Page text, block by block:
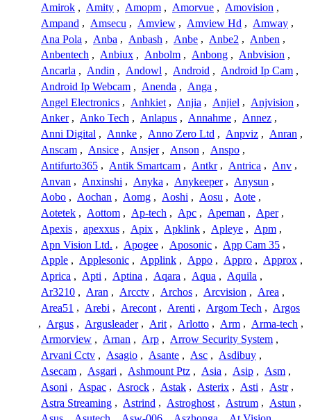
Amirok , Amity , Amopm , Amorvue , Amovision ,
Ampand , Amsecu , Amview , Amview Hd , Amway ,
Ana Pola , Anba , Anbash , Anbe , Anbe2 , Anben ,
Anbentech , Anbiux , Anbolm , Anbong , Anbvision ,
Ancarla , Andin , Andowl , Android , Android Ip Cam ,
Android Ip Webcam , Anenda , Anga ,
Angel Electronics , Anhkiet , Anjia , Anjiel , Anjvision ,
Anker , Anko Tech , Anlapus , Annahme , Annez ,
Anni Digital , Annke , Anno Zero Ltd , Anpviz , Anran ,
Anscam , Ansice , Ansjer , Anson , Anspo ,
Antifurto365 , Antik Smartcam , Antkr , Antrica , Anv ,
Anvan , Anxinshi , Anyka , Anykeeper , Anysun ,
Aobo , Aochan , Aomg , Aoshi , Aosu , Aote ,
Aotetek , Aottom , Ap-tech , Apc , Apeman , Aper ,
Apexis , apexxus , Apix , Apklink , Apleye , Apm ,
Apn Vision Ltd. , Apogee , Aposonic , App Cam 35 ,
Apple , Applesonic , Applink , Appo , Appro , Approx ,
Aprica , Apti , Aptina , Aqara , Aqua , Aquila ,
Ar3210 , Aran , Arcctv , Archos , Arcvision , Area ,
Area51 , Arebi , Arecont , Arenti , Argom Tech , Argos
, Argus , Argusleader , Arit , Arlotto , Arm , Arma-tech ,
Armorview , Arnan , Arp , Arrow Security System ,
Arvani Cctv , Asagio , Asante , Asc , Asdibuy ,
Asecam , Asgari , Ashmount Ptz , Asia , Asip , Asm ,
Asoni , Aspac , Asrock , Astak , Asterix , Asti , Astr ,
Astra Streaming , Astrind , Astroghost , Astrum , Astun ,